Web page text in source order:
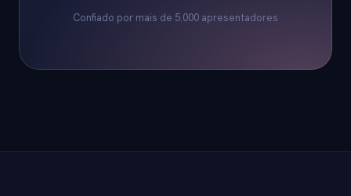
Confiado por mais de 5.000 apresentadores